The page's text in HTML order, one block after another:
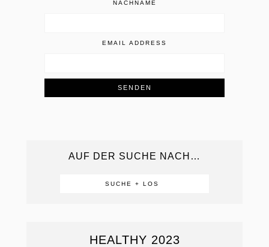
NACHNAME
EMAIL ADDRESS
AUF DER SUCHE NACH…
HEALTHY 2023